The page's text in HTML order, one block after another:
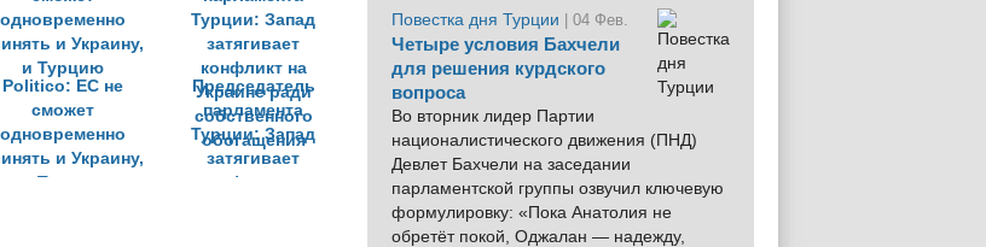
конфликта
Politico: ЕС не
сможет
одновременно
и Украину,
и Турцию
Председатель
парламента
Турции: Запад
затягивает
конфликт на
Повестка дня Турции
| 04 Фев.
Четыре условия Бахчели
для решения курдского
вопроса
Во вторник лидер Партии
националистического движения (ПНД)
Девлет Бахчели на заседании
парламентской группы озвучил ключевую
формулировку: «Пока Анатолия не
обретёт покой, Оджалан — надежду,